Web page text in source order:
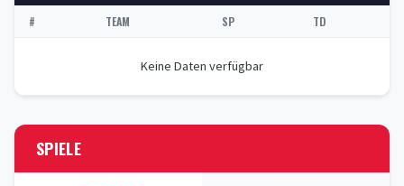
# TEAM SP TD
Keine Daten verfügbar
SPIELE